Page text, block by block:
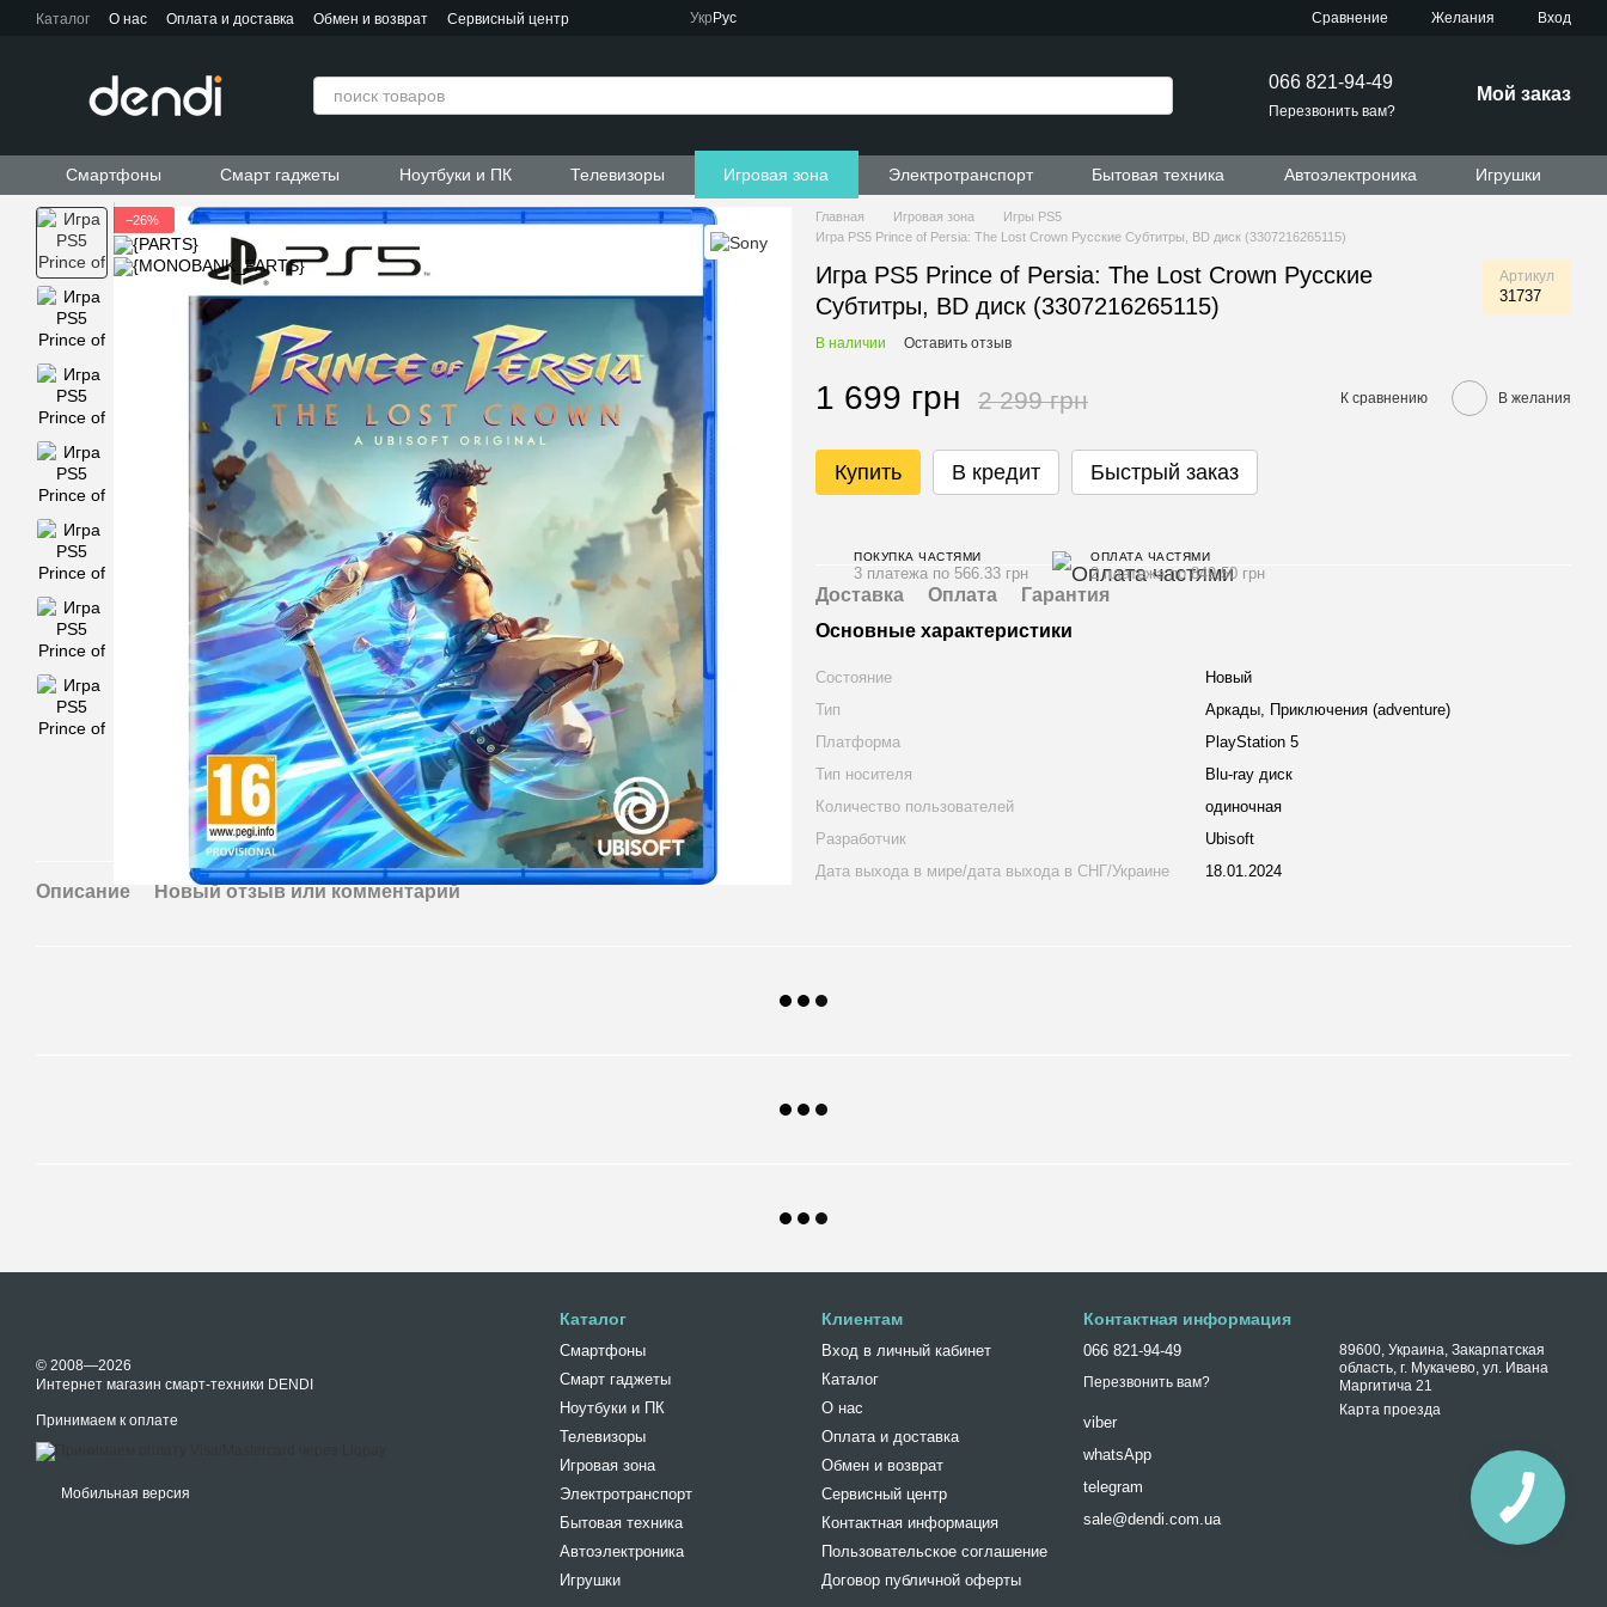
Перейти к основному контенту
Каталог О нас Оплата и доставка Обмен и возврат
Сервисный центр
Укр Рус Сравнение Желания Вход
066 821-94-49
Перезвонить вам?
Мой заказ
Смартфоны Смарт гаджеты Ноутбуки и ПК Телевизоры Игровая зона Электротранспорт Бытовая техника Автоэлектроника Игрушки
−26%
Описание Новый отзыв или комментарий
Главная Игровая зона
Игры PS5
Игра PS5 Prince of Persia: The Lost Crown Русские Субтитры, BD диск (3307216265115)
Игра PS5 Prince of Persia: The Lost Crown Русские
Субтитры, BD диск (3307216265115)
Артикул
31737
В наличии Оставить отзыв
1 699 грн 2 299 грн К сравнению В желания
Купить В кредит Быстрый заказ
ПОКУПКА ЧАСТЯМИ
3 платежа по 566.33 грн
ОПЛАТА ЧАСТЯМИ
2 платежа по 849.50 грн
Доставка Оплата
Гарантия
Основные характеристики
Состояние
Новый
Тип
Аркады, Приключения (adventure)
Платформа
PlayStation 5
Тип носителя
Blu-ray диск
Количество пользователей
одиночная
Разработчик
Ubisoft
Дата выхода в мире/дата выхода в СНГ/Украине
18.01.2024
© 2008—2026
Интернет магазин смарт-техники DENDI
Принимаем к оплате
Мобильная версия
Каталог
Смартфоны
Смарт гаджеты
Ноутбуки и ПК
Телевизоры
Игровая зона
Электротранспорт
Бытовая техника
Автоэлектроника
Игрушки
Клиентам
Вход в личный кабинет
Каталог
О нас
Оплата и доставка
Обмен и возврат
Сервисный центр
Контактная информация
Пользовательское соглашение
Договор публичной оферты
Контактная информация
066 821-94-49
Перезвонить вам?
viber
whatsApp
telegram
sale@dendi.com.ua
89600, Украина, Закарпатская
область, г. Мукачево, ул. Ивана
Маргитича 21
Карта проезда